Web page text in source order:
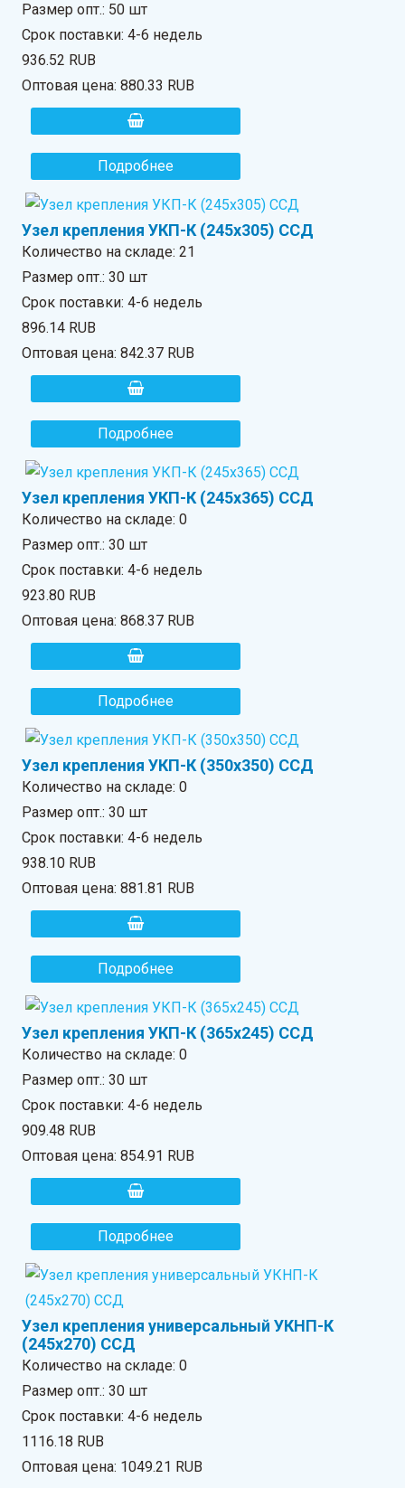
Размер опт.: 50 шт
Срок поставки: 4-6 недель
936.52 RUB
Оптовая цена:880.33 RUB
Подробнее
Узел крепления УКП-К (245х305) ССД
Количество на складе:21
Размер опт.: 30 шт
Срок поставки: 4-6 недель
896.14 RUB
Оптовая цена:842.37 RUB
Подробнее
Узел крепления УКП-К (245х365) ССД
Количество на складе:0
Размер опт.: 30 шт
Срок поставки: 4-6 недель
923.80 RUB
Оптовая цена:868.37 RUB
Подробнее
Узел крепления УКП-К (350х350) ССД
Количество на складе:0
Размер опт.: 30 шт
Срок поставки: 4-6 недель
938.10 RUB
Оптовая цена:881.81 RUB
Подробнее
Узел крепления УКП-К (365х245) ССД
Количество на складе:0
Размер опт.: 30 шт
Срок поставки: 4-6 недель
909.48 RUB
Оптовая цена:854.91 RUB
Подробнее
Узел крепления универсальный УКНП-К
(245х270) ССД
Количество на складе:0
Размер опт.: 30 шт
Срок поставки: 4-6 недель
1116.18 RUB
Оптовая цена: 1049.21 RUB